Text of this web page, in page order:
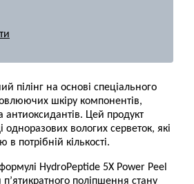
пілінг на основі спеціального
шкіру компонентів,
антиоксидантів. Цей продукт
одноразових вологих серветок, які
потрібній кількості.
HydroPeptide 5X Power Peel
поліпшення стану